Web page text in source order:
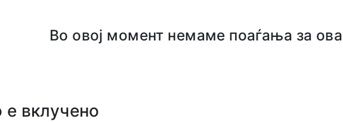
Во овој момент немаме поаѓања за
вклучено